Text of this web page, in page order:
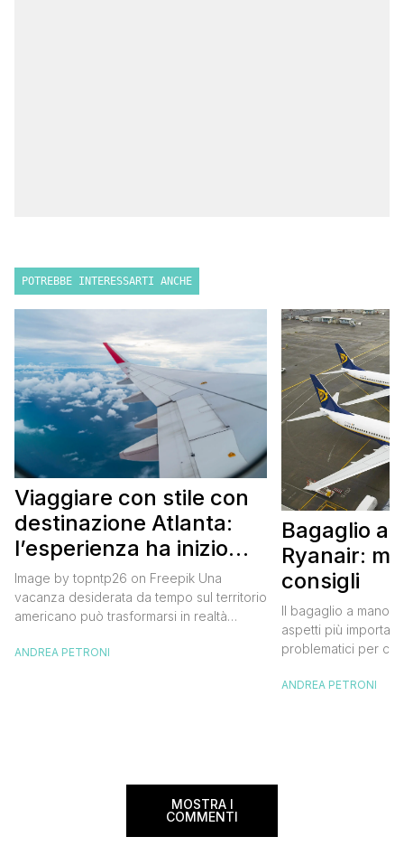
POTREBBE INTERESSARTI ANCHE
Viaggiare con stile con
destinazione Atlanta:
l’esperienza ha inizio
con un volo Air France
Image by topntp26 on Freepik Una
vacanza desiderata da tempo sul territorio
americano può trasformarsi in realtà
France. Tale realtà, fondata nel 1933, ha
ANDREA PETRONI
Bagaglio a
Ryanair:
consigli
Il bagaglio a mano
aspetti più
problematici per chi
bagaglio cambiano
ANDREA PETRONI
MOSTRA I
COMMENTI